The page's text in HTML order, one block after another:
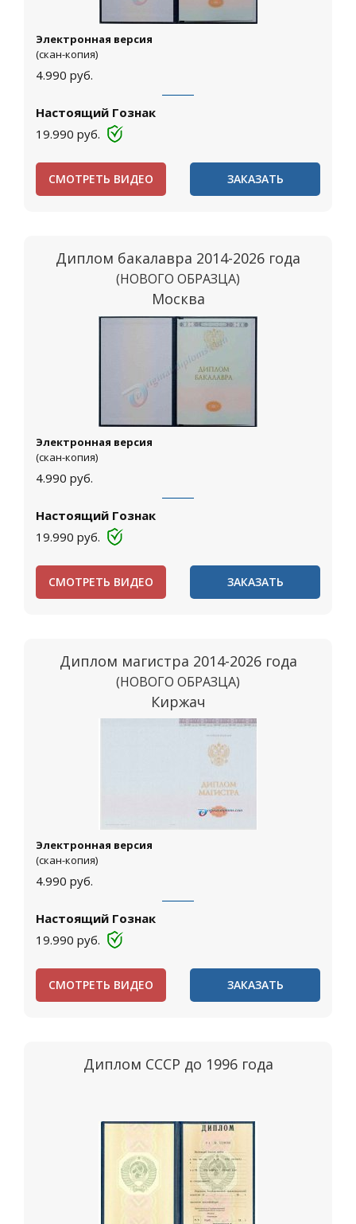
Электронная версия
(скан-копия)
4.990 руб.
Настоящий Гознак
19.990 руб.
СМОТРЕТЬ ВИДЕО ЗАКАЗАТЬ
Диплом бакалавра 2014-2026 года
(НОВОГО ОБРАЗЦА)
Москва
Электронная версия
(скан-копия)
4.990 руб.
Настоящий Гознак
19.990 руб.
СМОТРЕТЬ ВИДЕО ЗАКАЗАТЬ
Диплом магистра 2014-2026 года
(НОВОГО ОБРАЗЦА)
Киржач
Электронная версия
(скан-копия)
4.990 руб.
Настоящий Гознак
19.990 руб.
СМОТРЕТЬ ВИДЕО ЗАКАЗАТЬ
Диплом СССР до 1996 года